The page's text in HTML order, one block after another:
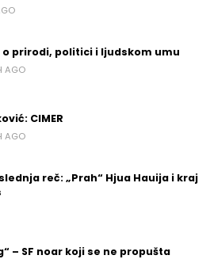
o prirodi, politici i ljudskom umu
AGO
CIMER
AGO
reč: „Prah“ Hjua Hauija i kraj
– SF noar koji se ne propušta